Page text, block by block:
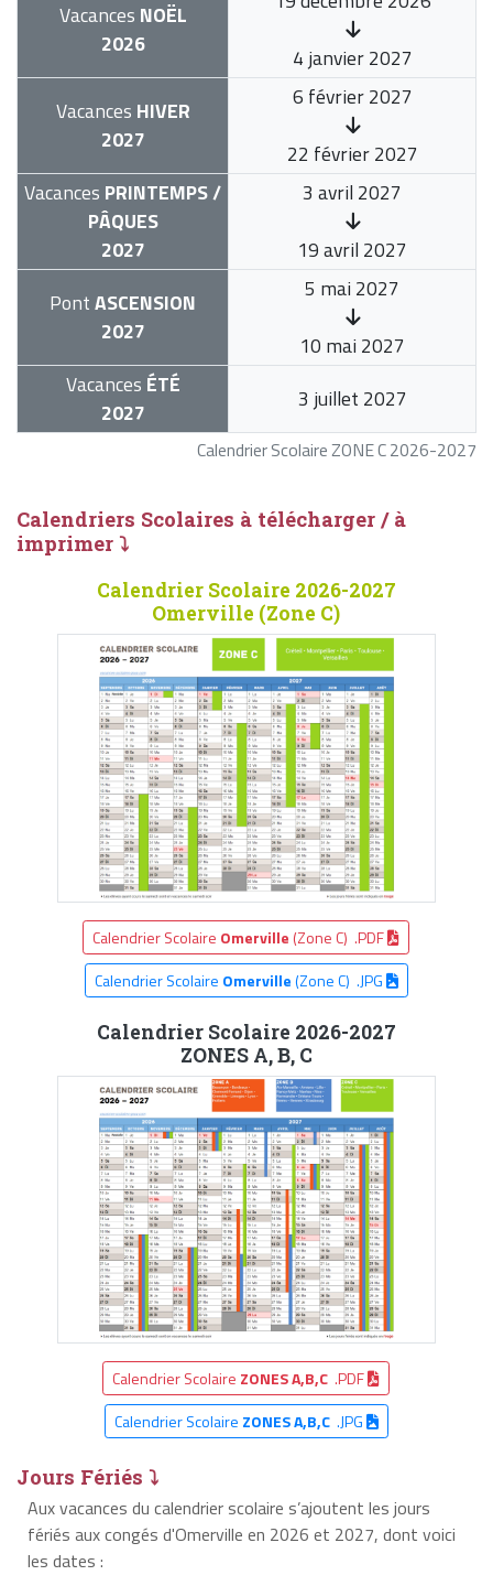
Calendrier Scolaire ZONE C 2026-2027
Vacances NOËL
2026
4 janvier 2027
Vacances HIVER
2027
6 février 2027
22 février 2027
Vacances PRINTEMPS /
PÂQUES
2027
3 avril 2027
19 avril 2027
PontASCENSION
2027
5 mai 2027
10 mai 2027
Vacances ÉTÉ
2027
3 juillet 2027
Calendriers Scolaires à télécharger / à
imprimer ⤵
Calendrier Scolaire 2026-2027
Omerville (Zone C)
Calendrier Scolaire Omerville (Zone C) .PDF
Calendrier Scolaire Omerville(Zone C) .JPG
Calendrier Scolaire 2026-2027
ZONES A, B, C
Calendrier Scolaire ZONES A,B,C .PDF
Calendrier Scolaire ZONES A,B,C.JPG
Jours Fériés ⤵
Aux vacances du calendrier scolaire s’ajoutent les jours
fériés aux congés d'Omerville en 2026 et 2027, dont voici
les dates :